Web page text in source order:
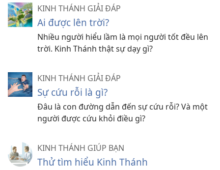
KINH THÁNH GIẢI ĐÁP
Ai được lên trời?
Nhiều người hiểu lầm là mọi người tốt đều lên
trời. Kinh Thánh thật sự dạy gì?
KINH THÁNH GIẢI ĐÁP
Sự cứu rỗi là gì?
Đâu là con đường dẫn đến sự cứu rỗi? Và một
người được cứu khỏi điều gì?
KINH THÁNH GIÚP BẠN
Thử tìm hiểu Kinh Thánh